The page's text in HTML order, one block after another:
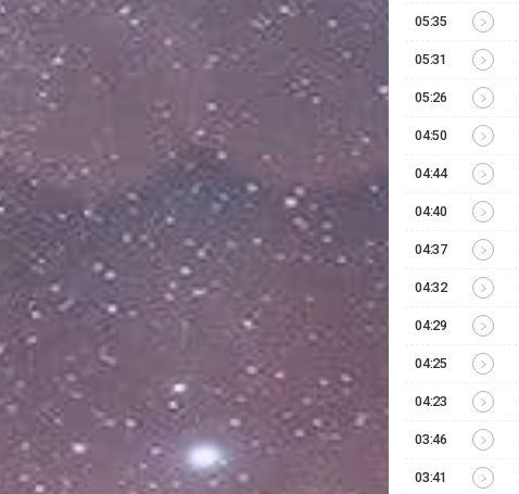
05:35
05:31
05:26
04:50
04:44
04:40
04:37
04:32
04:29
04:25
04:23
03:46
03:41